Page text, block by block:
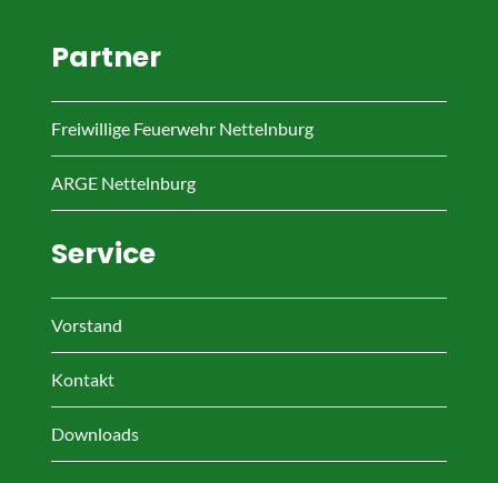
Partner
Freiwillige Feuerwehr Nettelnburg
ARGE Nettelnburg
Service
Vorstand
Kontakt
Downloads